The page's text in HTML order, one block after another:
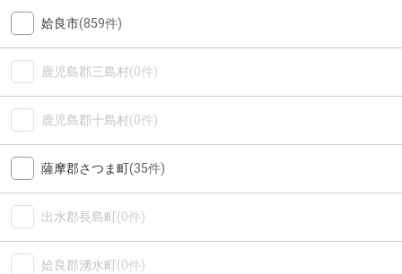
姶良市(859件)
鹿児島郡三島村(0件)
鹿児島郡十島村(0件)
薩摩郡さつま町(35件)
出水郡長島町(0件)
姶良郡湧水町(0件)